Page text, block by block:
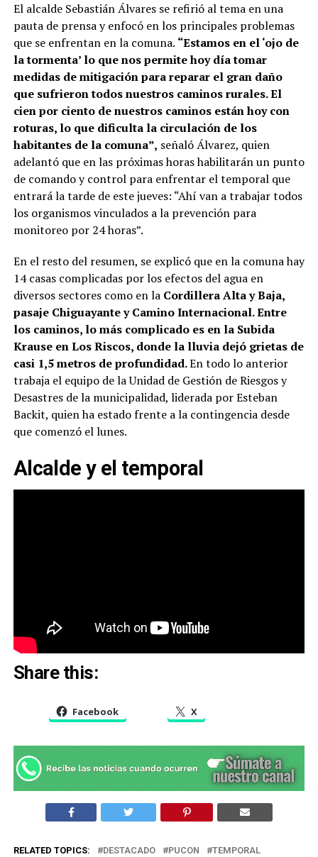
El alcalde Sebastián Álvares se refirió al tema en una
pauta de prensa y enfocó en los principales problemas
que se enfrentan en la comuna. “Estamos en el ‘ojo de
la tormenta’ lo que nos permite hoy día tomar
medidas de mitigación para reparar el gran daño
que sufrieron todos nuestros caminos rurales. El
cien por ciento de nuestros caminos están hoy con
roturas, lo que dificulta la circulación de los
habitantes de la comuna”, señaló Álvarez, quien
adelantó que en las próximas horas habilitarán un punto
de comando y control para enfrentar el temporal que
entrará la tarde de este jueves: “Ahí van a trabajar todos
los organismos vinculados a la prevención para
monitoreo por 24 horas”.
En el resto del resumen, se explicó que en la comuna hay
14 casas complicadas por los efectos del agua en
diversos sectores como en la Cordillera Alta y Baja,
pasaje Chiguayante y Camino Internacional. Entre
los caminos, lo más complicado es en la Subida
Krause en Los Riscos, donde la lluvia dejó grietas de
casi 1,5 metros de profundidad.En todo lo anterior
trabaja el equipo de la Unidad de Gestión de Riesgos y
Desastres de la municipalidad, liderada por Esteban
Backit, quien ha estado frente a la contingencia desde
que comenzó el lunes.
Alcalde y el temporal
Share this:
Facebook X
RELATED TOPICS: DESTACADO PUCON TEMPORAL